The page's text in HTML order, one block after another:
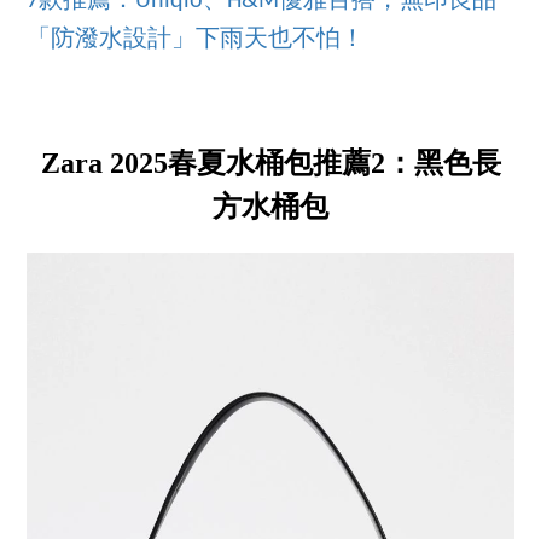
「防潑水設計」下雨天也不怕！
Zara 2025春夏水桶包推薦2：黑色長
方水桶包